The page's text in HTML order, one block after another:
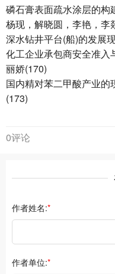
磷石膏表面疏水涂层的
杨现，解晓圆，李艳，李
深水钻井平台(船)的发
化工企业承包商安全准
丽娇(170)
国内精对苯二甲酸产业
(173)
0评论
作者姓名:*
作者单位:*